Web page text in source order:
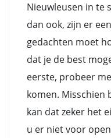
Nieuwleusen in te
dan ook, zijn er
gedachten moet
dat je de best
eerste, probeer
komen. Misschien
kan dat zeker het
u er niet voor